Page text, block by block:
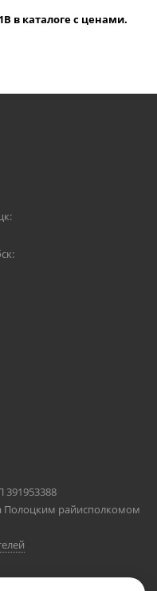
в каталоге с ценами.
391953388
Полоцким райисполкомом